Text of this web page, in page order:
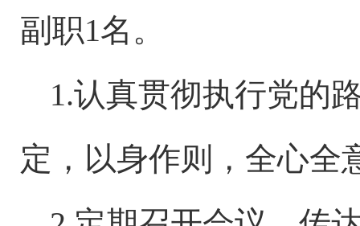
副职1名。
1.认真贯彻执行党的
定，以身作则，全心全